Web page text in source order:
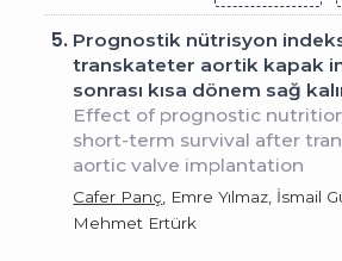
5. Prognostik nütrisyon
transkateter aortik kapak
sonrası kısa dönem sağ
Effect of prognostic
short-term survival after
aortic valve implantation
Cafer Panç , Emre Yılmaz, İsmail
Mehmet Ertürk